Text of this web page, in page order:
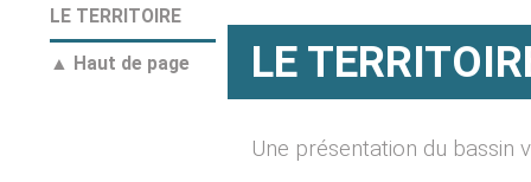
LE
Une présentation du bassin
LE TERRITOIRE
▲ Haut de page